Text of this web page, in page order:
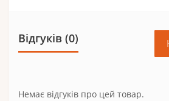
Відгуків (0)
Немає відгуків про цей товар.